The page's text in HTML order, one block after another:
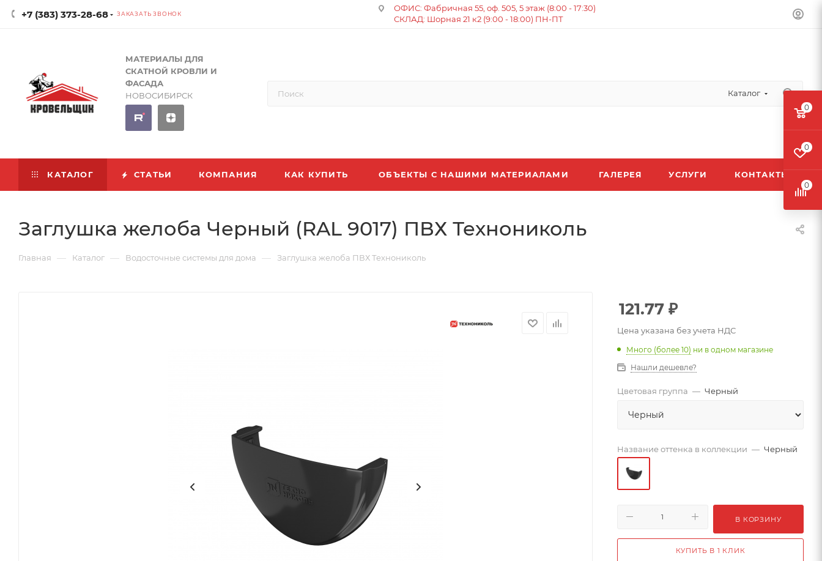
+7 (383) 373-28-68 ЗАКАЗАТЬ ЗВОНОК
ОФИС: Фабричная 55, оф. 505, 5 этаж (8:00 - 17:30)
СКЛАД: Шорная 21 к2 (9:00 - 18:00) ПН-ПТ
МАТЕРИАЛЫ ДЛЯ
СКАТНОЙ КРОВЛИ И
ФАСАДА
НОВОСИБИРСК
Каталог
КАТАЛОГ СТАТЬИ КОМПАНИЯ КАК КУПИТЬ ОБЪЕКТЫ С НАШИМИ МАТЕРИАЛАМИ ГАЛЕРЕЯ УСЛУГИ КОНТАКТЫ
Заглушка желоба Черный (RAL 9017) ПВХ Технониколь
Главная — Каталог — Водосточные системы для дома — Заглушка желоба ПВХ Технониколь
121.77 ₽
Цена указана без учета НДС
Много (более 10) ни в одном магазине
Нашли дешевле?
Цветовая группа — Черный
Название оттенка в коллекции — Черный
В КОРЗИНУ
КУПИТЬ В 1 КЛИК
0
0
0